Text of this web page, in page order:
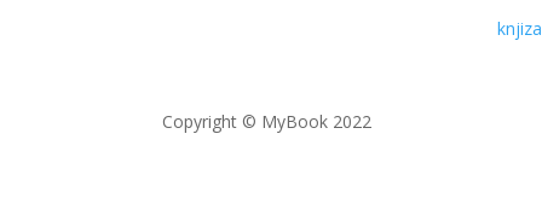
Copyright © MyBook 2022